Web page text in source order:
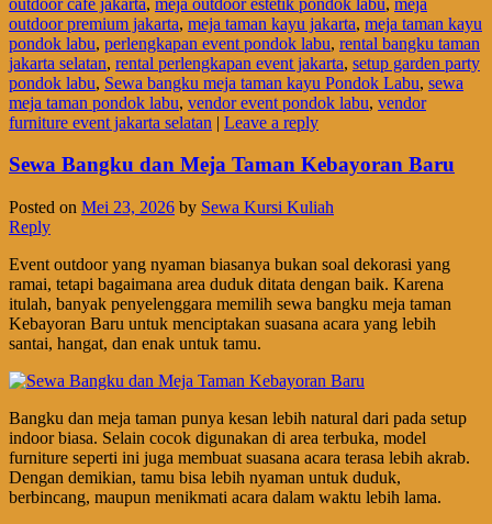
outdoor premium jakarta, meja taman kayu jakarta, meja taman kayu
pondok labu, perlengkapan event pondok labu, rental bangku taman
jakarta selatan, rental perlengkapan event jakarta, setup garden party
pondok labu, Sewa bangku meja taman kayu Pondok Labu, sewa
meja taman pondok labu, vendor event pondok labu, vendor
furniture event jakarta selatan | Leave a reply
Sewa Bangku dan Meja Taman Kebayoran Baru
Posted on Mei 23, 2026 by Sewa Kursi Kuliah
Reply
Event outdoor yang nyaman biasanya bukan soal dekorasi yang
ramai, tetapi bagaimana area duduk ditata dengan baik. Karena
itulah, banyak penyelenggara memilih sewa bangku meja taman
Kebayoran Baru untuk menciptakan suasana acara yang lebih
santai, hangat, dan enak untuk tamu.
Bangku dan meja taman punya kesan lebih natural dari pada setup
indoor biasa. Selain cocok digunakan di area terbuka, model
furniture seperti ini juga membuat suasana acara terasa lebih akrab.
Dengan demikian, tamu bisa lebih nyaman untuk duduk,
berbincang, maupun menikmati acara dalam waktu lebih lama.